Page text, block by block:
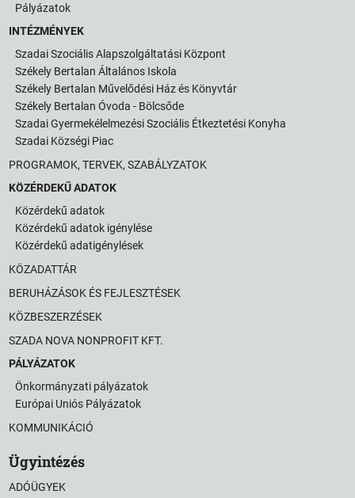
Pályázatok
INTÉZMÉNYEK
Szadai Szociális Alapszolgáltatási Központ
Székely Bertalan Általános Iskola
Székely Bertalan Művelődési Ház és Könyvtár
Székely Bertalan Óvoda - Bölcsőde
Szadai Gyermekélelmezési Szociális Étkeztetési Konyha
Szadai Községi Piac
PROGRAMOK, TERVEK, SZABÁLYZATOK
KÖZÉRDEKŰ ADATOK
Közérdekű adatok
Közérdekű adatok igénylése
Közérdekű adatigénylések
KÖZADATTÁR
BERUHÁZÁSOK ÉS FEJLESZTÉSEK
KÖZBESZERZÉSEK
SZADA NOVA NONPROFIT KFT.
PÁLYÁZATOK
Önkormányzati pályázatok
Európai Uniós Pályázatok
KOMMUNIKÁCIÓ
Ügyintézés
ADÓÜGYEK